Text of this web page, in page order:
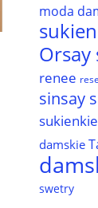
moda
renee
sinsay
sukienkie
damskie
swetry